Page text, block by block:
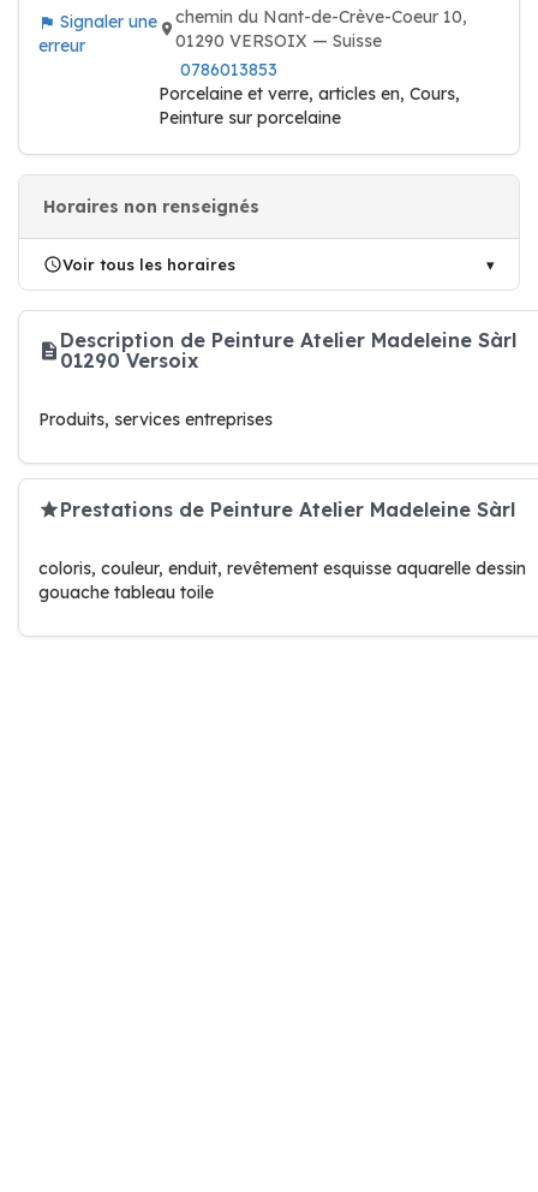
Signaler une
erreur
chemin du Nant-de-Crève-Coeur 10,
01290 VERSOIX — Suisse
0786013853
Porcelaine et verre, articles en, Cours,
Peinture sur porcelaine
Horaires non renseignés
Voir tous les horaires
Description de Peinture Atelier Madeleine Sàrl
01290 Versoix
Produits, services entreprises
Prestations de Peinture Atelier Madeleine Sàrl
coloris, couleur, enduit, revêtement esquisse aquarelle dessin
gouache tableau toile